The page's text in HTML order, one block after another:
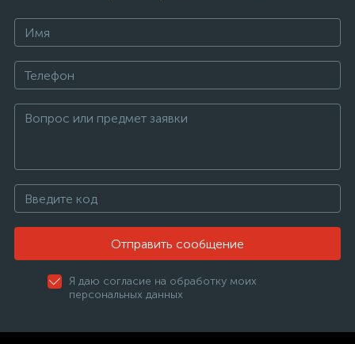
Отправить сообщение
Я даю согласие на обработку моих
персональных данных